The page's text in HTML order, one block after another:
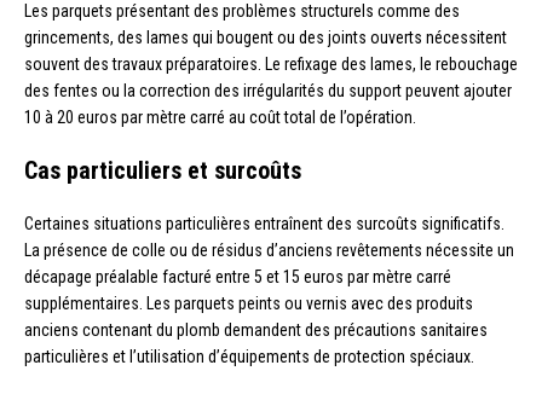
Les parquets présentant des problèmes structurels comme des
grincements, des lames qui bougent ou des joints ouverts nécessitent
souvent des travaux préparatoires. Le refixage des lames, le rebouchage
des fentes ou la correction des irrégularités du support peuvent ajouter
10 à 20 euros par mètre carré au coût total de l’opération.
Cas particuliers et surcoûts
Certaines situations particulières entraînent des surcoûts significatifs.
La présence de colle ou de résidus d’anciens revêtements nécessite un
décapage préalable facturé entre 5 et 15 euros par mètre carré
supplémentaires. Les parquets peints ou vernis avec des produits
anciens contenant du plomb demandent des précautions sanitaires
particulières et l’utilisation d’équipements de protection spéciaux.